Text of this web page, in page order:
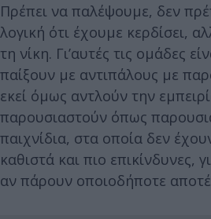
Πρέπει να παλέψουμε, δεν
λογική ότι έχουμε κερδίσει,
τη νίκη. Γι’αυτές τις ομάδες
παίξουν με αντιπάλους με
εκεί όμως αντλούν την
παρουσιαστούν όπως
παιχνίδια, στα οποία δεν
καθιστά και πιο επικίνδυνες,
αν πάρουν οποιοδήποτε